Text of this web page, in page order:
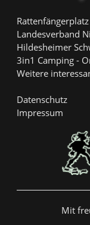
Landesverband
Hildesheimer
3in1 Camping -
Weitere
Datenschutz
Impressum
Mit